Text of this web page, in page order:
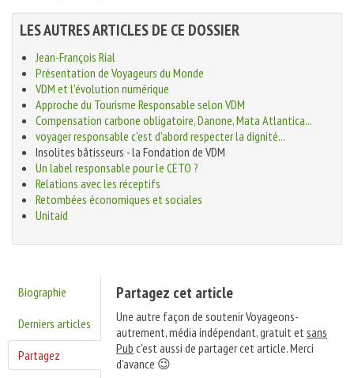
LES AUTRES ARTICLES DE CE DOSSIER
Jean-François Rial
Présentation de Voyageurs du Monde
VDM et l'évolution numérique
Approche du Tourisme Responsable selon VDM
Compensation carbone obligatoire, Danone, Mata Atlantica...
voyager responsable c'est d'abord respecter la dignité...
Insolites bâtisseurs - la Fondation de VDM
Un label responsable pour le CETO ?
Relations avec les réceptifs
Retombées économiques et sociales
Unitaid
Biographie
Derniers articles
Partagez
Partagez cet article
Une autre façon de soutenir Voyageons-
autrement, média indépendant, gratuit etsans
Pub c'est aussi de partager cet article. Merci
d'avance 😉